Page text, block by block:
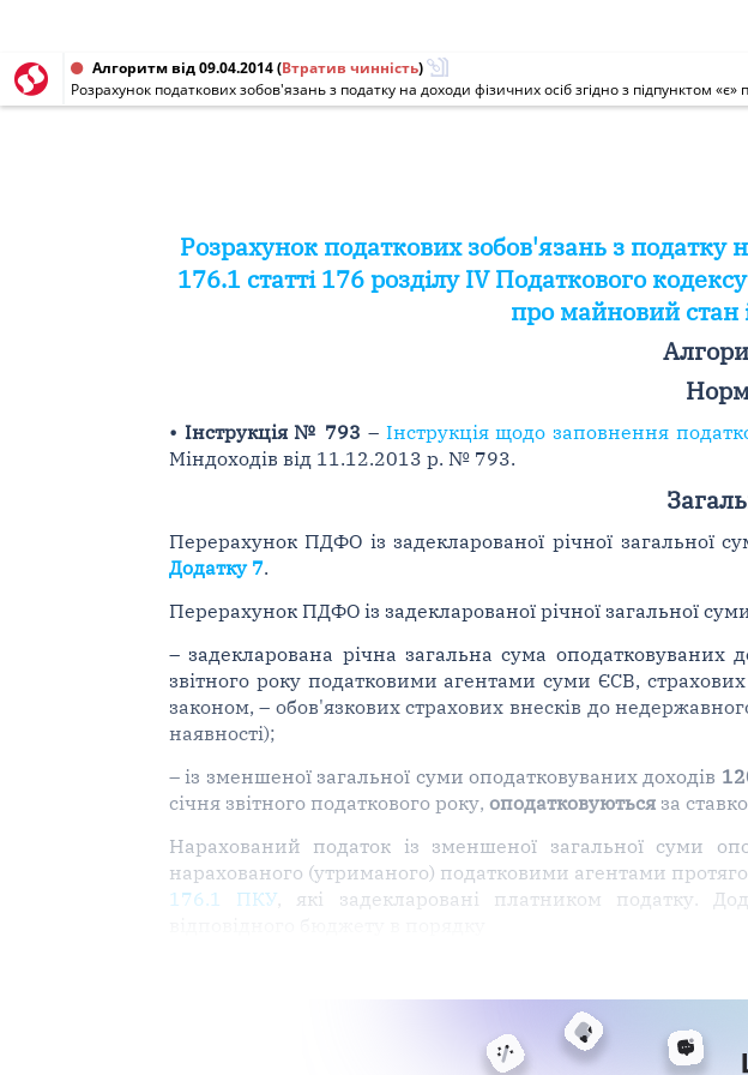
Алгоритм від 09.04.2014(Втратив чинність)
Розрахунок податкових зобов'язань з податку
176.1 статті 176 розділу IV Податкового
про майновий стан
• Інструкція № 793 – Інструкція щодо заповнення
Міндоходів від 11.12.2013 р. № 793.
Перерахунок ПДФО із задекларованої річної загальної
Додатку 7.
Перерахунок ПДФО із задекларованої річної загальної
– задекларована річна загальна сума оподатковуваних
звітного року податковими агентами суми ЄСВ,
законом, – обов'язкових страхових внесків до
наявності);
– із зменшеної загальної суми оподатковуваних доходів
січня звітного податкового року, оподатковуютьсяза
Нарахований податок із зменшеної загальної суми
нарахованого (утриманого) податковими агентами
176.1 ПКУ, які задекларовані платником податку.